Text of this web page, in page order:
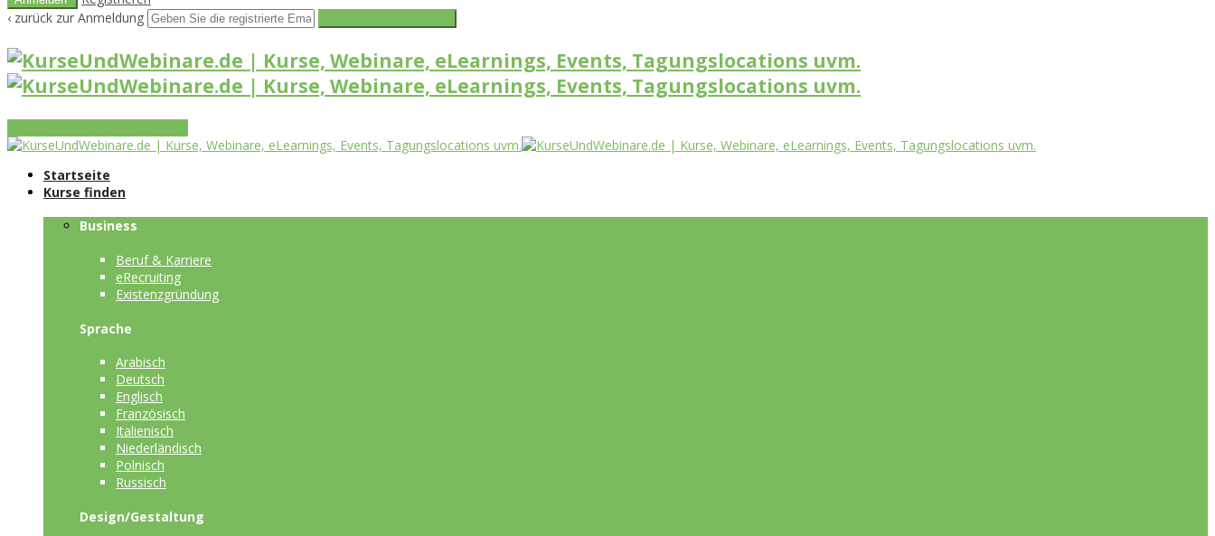
‹ zurück zur Anmeldung
Startseite
Kurse finden
Business
Beruf & Karriere
eRecruiting
Existenzgründung
Sprache
Arabisch
Deutsch
Englisch
Französisch
Italienisch
Niederländisch
Polnisch
Russisch
Design/Gestaltung